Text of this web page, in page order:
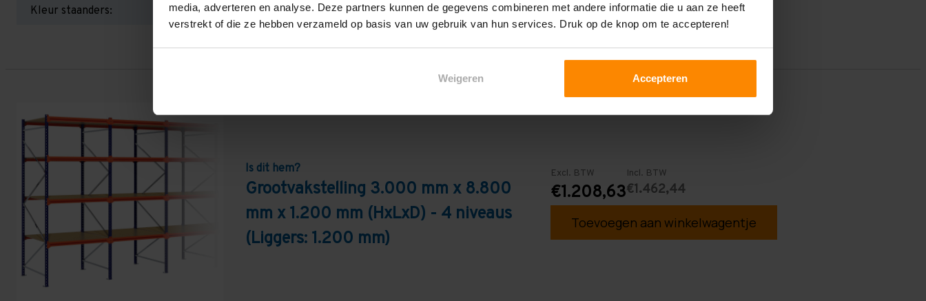
media, adverteren en analyse. Deze partners kunnen de gegevens combineren met andere informatie die u aan ze heeft
verstrekt of die ze hebben verzameld op basis van uw gebruik van hun services. Druk op de knop om te accepteren!
Weigeren Accepteren
Kleur staanders:
Blauw
Is dit hem?
Grootvakstelling 3.000 mm x 8.800
mm x 1.200 mm (HxLxD) - 4 niveaus
(Liggers: 1.200 mm)
Excl. BTW
€1.208,63
Incl. BTW
€1.462,44
Toevoegen aan winkelwagentje